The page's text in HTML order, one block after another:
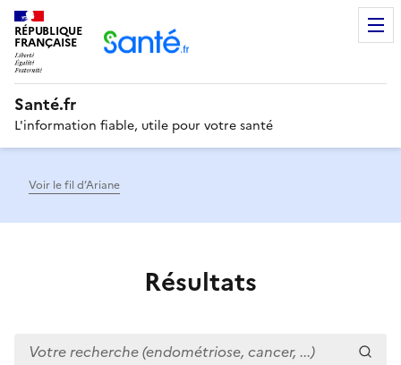
RÉPUBLIQUE
FRANÇAISE
Santé.fr
L'information fiable, utile pour votre santé
Voir le fil d’Ariane
Résultats
Votre recherche (endométriose, cancer, ...)